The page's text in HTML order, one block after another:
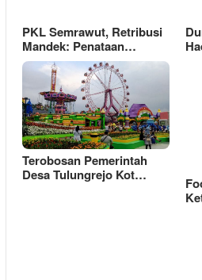
PKL Semrawut, Retribusi
Mandek: Penataan…
Terobosan Pemerintah
Desa Tulungrejo Kot…